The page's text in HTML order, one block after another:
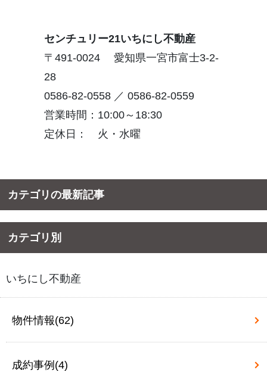
センチュリー21いちにし不動産
〒491-0024 愛知県一宮市富士3-2-
28
0586-82-0558 ／ 0586-82-0559
営業時間：10:00～18:30
定休日： 火・水曜
カテゴリの最新記事
カテゴリ別
いちにし不動産
物件情報(62)
成約事例(4)